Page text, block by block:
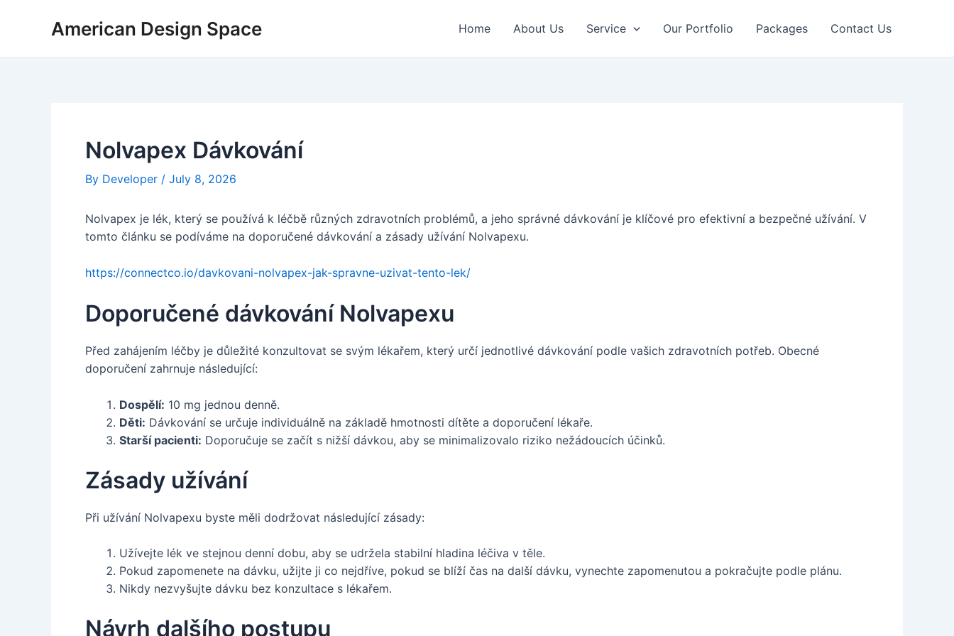
American Design Space Home About Us Service Our Portfolio Packages Contact Us
Nolvapex Dávkování
By Developer / July 8, 2026
Nolvapex je lék, který se používá k léčbě různých zdravotních problémů, a jeho správné dávkování je klíčové pro efektivní a bezpečné užívání. V
tomto článku se podíváme na doporučené dávkování a zásady užívání Nolvapexu.
https://connectco.io/davkovani-nolvapex-jak-spravne-uzivat-tento-lek/
Doporučené dávkování Nolvapexu
Před zahájením léčby je důležité konzultovat se svým lékařem, který určí jednotlivé dávkování podle vašich zdravotních potřeb. Obecné
doporučení zahrnuje následující:
Dospělí: 10 mg jednou denně.
Děti: Dávkování se určuje individuálně na základě hmotnosti dítěte a doporučení lékaře.
Starší pacienti: Doporučuje se začít s nižší dávkou, aby se minimalizovalo riziko nežádoucích účinků.
Zásady užívání
Při užívání Nolvapexu byste měli dodržovat následující zásady:
Užívejte lék ve stejnou denní dobu, aby se udržela stabilní hladina léčiva v těle.
Pokud zapomenete na dávku, užijte ji co nejdříve, pokud se blíží čas na další dávku, vynechte zapomenutou a pokračujte podle plánu.
Nikdy nezvyšujte dávku bez konzultace s lékařem.
Návrh dalšího postupu
navigation